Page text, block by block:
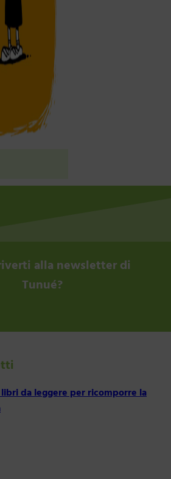
alla newsletter di
Tunué?
da leggere per ricomporre la